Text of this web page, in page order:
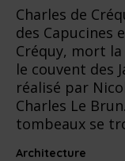
Charles de
des Capucines
Créquy, mort
le couvent des
réalisé par
Charles Le
tombeaux se
Architecture